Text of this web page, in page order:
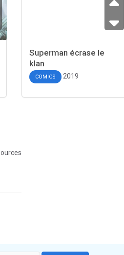
Superman écrase le
klan
COMICS 2019